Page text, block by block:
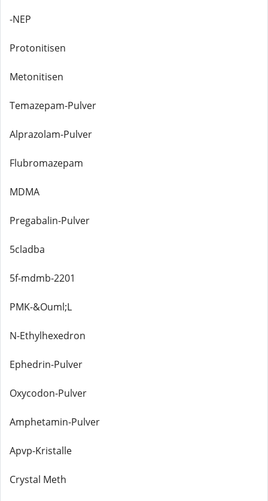
-NEP
Protonitisen
Metonitisen
Temazepam-Pulver
Alprazolam-Pulver
Flubromazepam
MDMA
Pregabalin-Pulver
5cladba
5f-mdmb-2201
PMK-&Ouml;L
N-Ethylhexedron
Ephedrin-Pulver
Oxycodon-Pulver
Amphetamin-Pulver
Apvp-Kristalle
Crystal Meth